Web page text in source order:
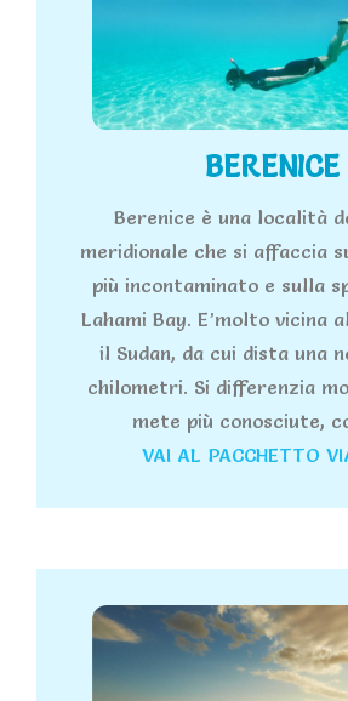
BERENICE
Berenice è una località
meridionale che si affaccia
più incontaminato e sulla
Lahami Bay. E’molto vicina
il Sudan, da cui dista una
chilometri. Si differenzia
mete più conosciute,
VAI AL PACCHETTO